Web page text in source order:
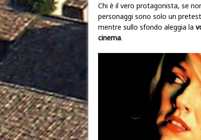
Chi è il vero protagonista, se
personaggi sono solo un
mentre sullo sfondo aleggia la
cinema.